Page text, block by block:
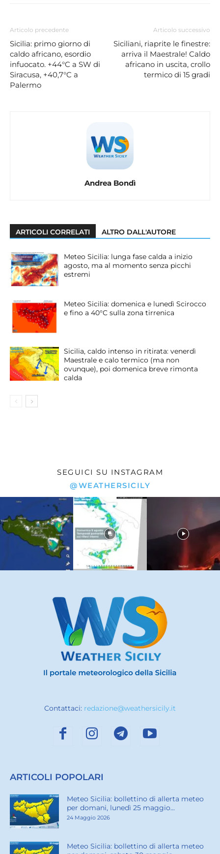
Articolo precedente
Sicilia: primo giorno di
caldo africano, esordio
infuocato. +44°C a SW di
Siracusa, +40,7°C a
Palermo
Articolo successivo
Siciliani, riaprite le finestre:
arriva il Maestrale! Caldo
africano in uscita, crollo
termico di 15 gradi
Andrea Bondì
ARTICOLI CORRELATI ALTRO DALL'AUTORE
Meteo Sicilia: lunga fase calda a inizio
agosto, ma al momento senza picchi
estremi
Meteo Sicilia: domenica e lunedì Scirocco
e fino a 40°C sulla zona tirrenica
Sicilia, caldo intenso in ritirata: venerdì
Maestrale e calo termico (ma non
ovunque), poi domenica breve rimonta
calda
SEGUICI SU INSTAGRAM
@WEATHERSICILY
Contattaci: redazione@weathersicily.it
ARTICOLI POPOLARI
Meteo Sicilia: bollettino di allerta meteo
per domani, lunedì 25 maggio...
24 Maggio 2026
Meteo Sicilia: bollettino di allerta meteo